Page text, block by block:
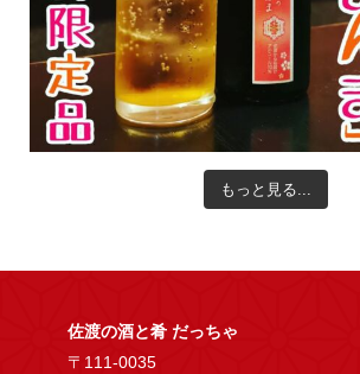
もっと見る...
佐渡の酒と肴 だっちゃ
〒111-0035